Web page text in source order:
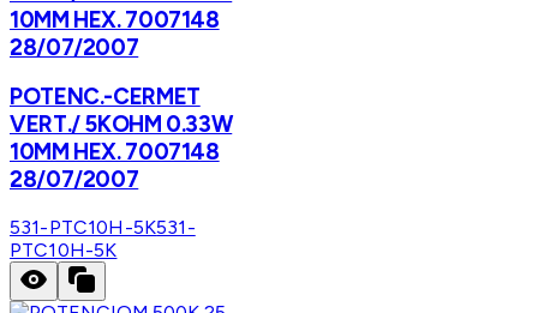
10MM HEX. 7007148
28/07/2007
POTENC.-CERMET
VERT./ 5KOHM 0.33W
10MM HEX. 7007148
28/07/2007
531-PTC10H-5K531-
PTC10H-5K